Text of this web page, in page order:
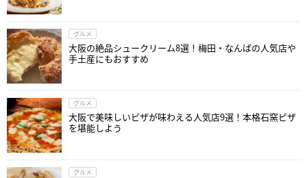
グルメ
大阪の絶品シュークリーム8選！梅田・なんばの人気店や
手土産にもおすすめ
グルメ
大阪で美味しいピザが味わえる人気店9選！本格石窯ピザ
を堪能しよう
グルメ